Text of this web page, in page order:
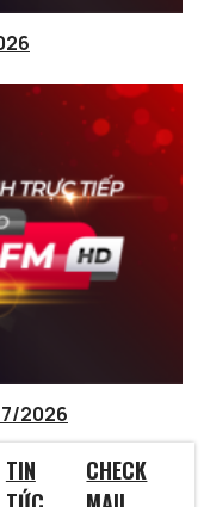
2026
TIN
CHECK